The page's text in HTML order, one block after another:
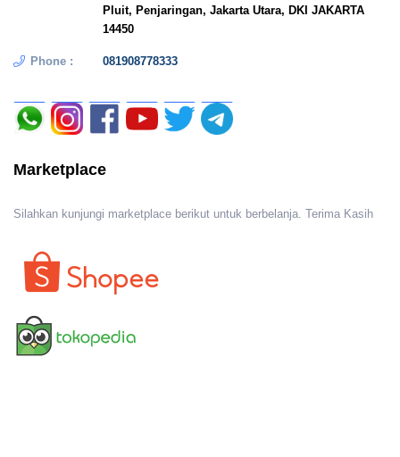
Pluit, Penjaringan, Jakarta Utara, DKI JAKARTA
14450
Phone : 081908778333
Marketplace
Silahkan kunjungi marketplace berikut untuk berbelanja. Terima Kasih